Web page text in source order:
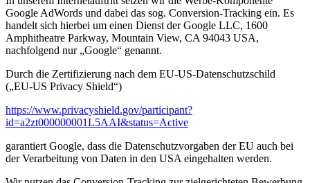
Google AdWords und dabei das sog. Conversion-Tracking ein. Es
handelt sich hierbei um einen Dienst der Google LLC, 1600
Amphitheatre Parkway, Mountain View, CA 94043 USA,
nachfolgend nur „Google“ genannt.
Durch die Zertifizierung nach dem EU-US-Datenschutzschild
(„EU-US Privacy Shield“)
https://www.privacyshield.gov/participant?
id=a2zt000000001L5AAI&status=Active
garantiert Google, dass die Datenschutzvorgaben der EU auch bei
der Verarbeitung von Daten in den USA eingehalten werden.